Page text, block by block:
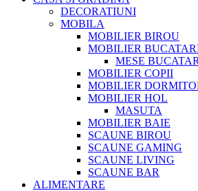
DECORATIUNI
MOBILA
MOBILIER BIROU
MOBILIER
MESE
MOBILIER COPII
MOBILIER
MOBILIER HOL
MASUTA
MOBILIER BAIE
SCAUNE BIROU
SCAUNE GAMING
SCAUNE LIVING
SCAUNE BAR
ALIMENTARE